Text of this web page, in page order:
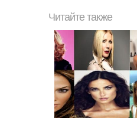
Читайте также